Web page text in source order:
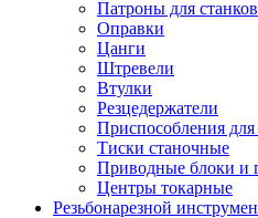
Патроны для станков
Оправки
Цанги
Штревели
Втулки
Резцедержатели
Приспособления для
Тиски станочные
Приводные блоки и
Центры токарные
Резьбонарезной